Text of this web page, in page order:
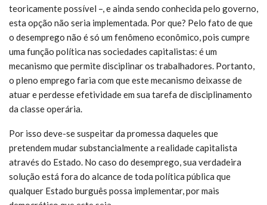
teoricamente possível –, e ainda sendo conhecida pelo governo,
esta opção não seria implementada. Por que? Pelo fato de que
o desemprego não é só um fenômeno econômico, pois cumpre
uma função política nas sociedades capitalistas: é um
mecanismo que permite disciplinar os trabalhadores. Portanto,
o pleno emprego faria com que este mecanismo deixasse de
atuar e perdesse efetividade em sua tarefa de disciplinamento
da classe operária.
Por isso deve-se suspeitar da promessa daqueles que
pretendem mudar substancialmente a realidade capitalista
através do Estado. No caso do desemprego, sua verdadeira
solução está fora do alcance de toda política pública que
qualquer Estado burguês possa implementar, por mais